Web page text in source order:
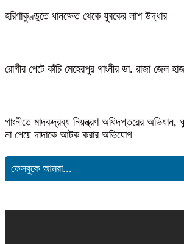
হরিণাকুণ্ডুতে ধানক্ষেত থেকে যুবকের লাশ উদ্ধার
রোগীর পেটে কাঁচি মেহেরপুর গাংনীর ডা. রাজা জেল
গাংনীতে মাদকদ্রব্য নিয়ন্ত্রণ অধিদপ্তরের অভিযান,
না পেয়ে দাদাকে আটক করার অভিযোগ
ফেসবুকে আমরা...